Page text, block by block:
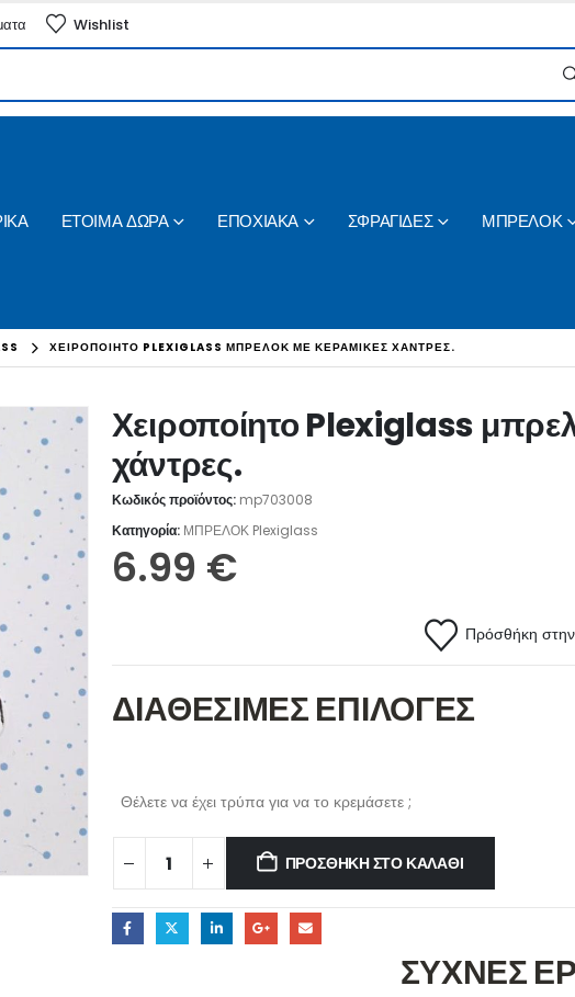
Wishlist
ΕΤΟΙΜΑ ΔΩΡΑ ΕΠΟΧΙΑΚΑ ΣΦΡΑΓΙΔΕΣ ΜΠΡΕΛΟΚ
ΧΕΙΡΟΠΟΊΗΤΟ PLEXIGLASS ΜΠΡΕΛΌΚ ΜΕ ΚΕΡΑΜΙΚΈΣ ΧΆΝΤΡΕΣ.
Χειροποίητο Plexiglass
χάντρες.
Κωδικός προϊόντος: mp703008
Κατηγορία: ΜΠΡΕΛΟΚ Plexiglass
6.99 €
Πρόσθήκη στην
ΔΙΑΘΕΣΙΜΕΣ ΕΠΙΛΟΓΕΣ
Θέλετε να έχει τρύπα για να το κρεμάσετε ;
ΠΡΟΣΘΉΚΗ ΣΤΟ ΚΑΛΆΘΙ
ΣΥΧΝΕΣ